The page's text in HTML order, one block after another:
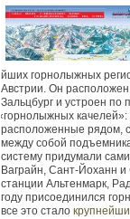
йших горнолыжных
Австрии. Он
Зальцбург и устроен по
«горнолыжных
расположенные рядом,
между собой
систему придумали
Ваграйн, Сант-Йоханн
станции Альтенмарк,
году присоединился
все это стало